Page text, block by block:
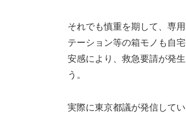
それでも慎重を期して、専
テーション等の箱モノも自
安感により、救急要請が発
う。
実際に東京都議が発信して